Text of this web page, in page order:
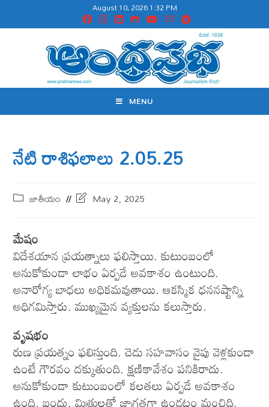
August 10, 2026 1:32 PM
MENU
నేటి రాశిఫలాలు 2.05.25
జాతీయం May 2, 2025
మేషం
విదేశయాన ప్రయత్నాలు ఫలిస్తాయి. కుటుంబంలో
అనుకోకుండా లాభం ఏర్పడే అవకాశం ఉంటుంది.
అనారోగ్య బాధలు అధికమవుతాయి. ఆకస్మిక ధననష్టాన్ని
అధిగమిస్తారు. ముఖ్యమైన వ్యక్తులను కలుస్తారు.
వృషభం
రుణ ప్రయత్నం ఫలిస్తుంది. చెడు సహవాసం వైపు వెళ్లకుండా
ఉంటే గౌరవం దక్కుతుంది. క్షణికావేశం పనికిరాదు.
అనుకోకుండా కుటుంబంలో కలతలు ఏర్పడే అవకాశం
ఉంది. బంధు, మిత్రులతో జాగ్రత్తగా ఉండటం మంచిది.